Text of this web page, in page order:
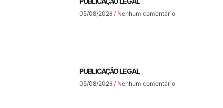
05/08/2026 Nenhum comentário
PUBLICAÇÃO LEGAL
05/08/2026 Nenhum comentário